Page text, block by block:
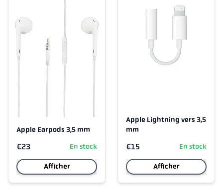
Apple Earpods 3,5 mm
€23 En stock
Afficher
Apple Lightning vers 3,5
mm
€15 En stock
Afficher